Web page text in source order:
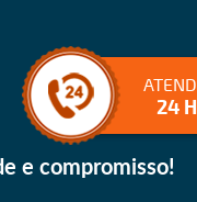
24
e compromisso!